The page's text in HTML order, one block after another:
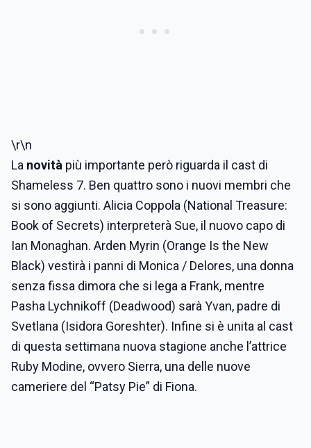
\r\n
La novità più importante però riguarda il cast di
Shameless 7. Ben quattro sono i nuovi membri che
si sono aggiunti. Alicia Coppola (National Treasure:
Book of Secrets) interpreterà Sue, il nuovo capo di
Ian Monaghan. Arden Myrin (Orange Is the New
Black) vestirà i panni di Monica / Delores, una donna
senza fissa dimora che si lega a Frank, mentre
Pasha Lychnikoff (Deadwood) sarà Yvan, padre di
Svetlana (Isidora Goreshter). Infine si è unita al cast
di questa settimana nuova stagione anche l’attrice
Ruby Modine, ovvero Sierra, una delle nuove
cameriere del “Patsy Pie” di Fiona.